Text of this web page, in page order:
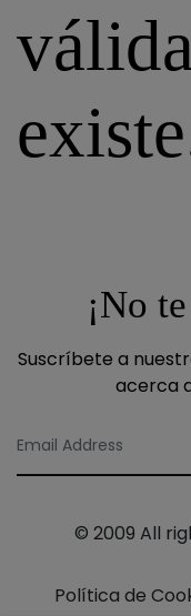
¡No
Suscríbete a
acerca
© 2009 All
Política de